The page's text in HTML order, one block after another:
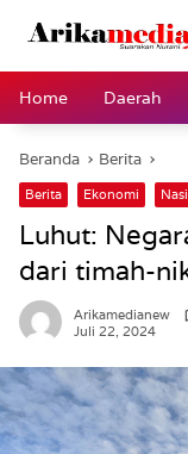
Home
Daerah
Beranda Berita
Berita Ekonomi
Luhut:
dari timah-
Arikamedianew
Juli 22, 2024